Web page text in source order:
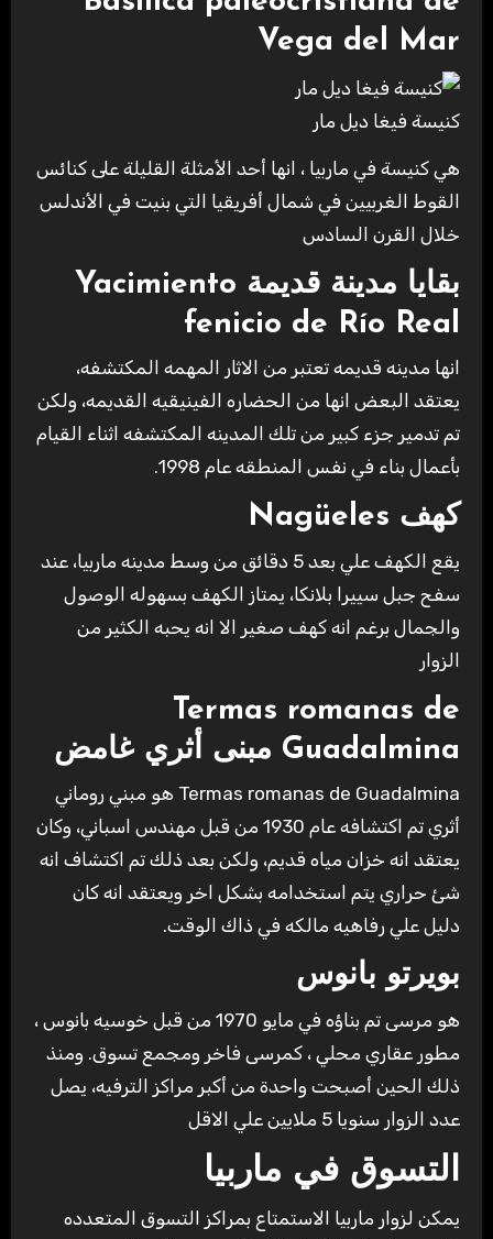
Vega del Mar
كنيسة فيغا ديل مار
هي كنيسة في ماربيا ، انها أحد الأمثلة القليلة على كنائس
القوط الغربيين في شمال أفريقيا التي بنيت في الأندلس
خلال القرن السادس
بقايا مدينة قديمة Yacimiento
fenicio de Río Real
انها مدينه قديمه تعتبر من الاثار المهمه المكتشفه،
يعتقد البعض انها من الحضاره الفينيقيه القديمه، ولكن
تم تدمير جزء كبير من تلك المدينه المكتشفه اثناء القيام
بأعمال بناء في نفس المنطقه عام 1998.
كهف Nagüeles
يقع الكهف علي بعد 5 دقائق من وسط مدينه ماربيا، عند
سفح جبل سييرا بلانكا، يمتاز الكهف بسهوله الوصول
والجمال برغم انه كهف صغير الا انه يحبه الكثير من
الزوار
Termas romanas de
Guadalmina مبنى أثري غامض
Termas romanas de Guadalmina هو مبني روماني
أثري تم اكتشافه عام 1930 من قبل مهندس اسباني، وكان
يعتقد انه خزان مياه قديم، ولكن بعد ذلك تم اكتشاف انه
شئ حراري يتم استخدامه بشكل اخر ويعتقد انه كان
دليل علي رفاهيه مالكه في ذاك الوقت.
بويرتو بانوس
هو مرسى تم بناؤه في مايو 1970 من قبل خوسيه بانوس ،
مطور عقاري محلي ، كمرسى فاخر ومجمع تسوق. ومنذ
ذلك الحين أصبحت واحدة من أكبر مراكز الترفيه، يصل
عدد الزوار سنويا 5 ملايين علي الاقل
التسوق في ماربيا
يمكن لزوار ماربيا الاستمتاع بمراكز التسوق المتعدده